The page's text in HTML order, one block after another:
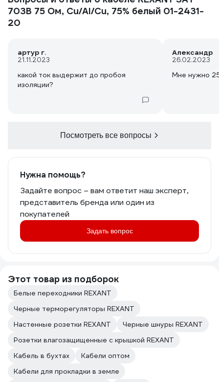
незначительно повредилась внешняя
изоляция и помялась внутренняя, но
тоньше и сделан хуже, даже в руки
брать неприятно было после этого
равно далеко до советских или
акадовских кабелей, но за данную
703B 75 Ом, Cu/Al/Cu, 75% белый 01-2431-
20
артур г.
21.11.2023
какой ток выдержит до пробоя
изоляции?
Александр
26.02.2023
Мне нужно
Посмотреть все вопросы
Нужна помощь?
Задайте вопрос – вам ответит наш эксперт,
представитель бренда или один из
покупателей
Задать вопрос
Этот товар из подборок
Белые переходники REXANT
Черные терморегуляторы REXANT
Настенные розетки REXANT
Черные шнуры REXANT
Розетки влагозащищенные с крышкой REXANT
Кабель в бухтах
Кабели оптом
Кабели для прокладки в земле